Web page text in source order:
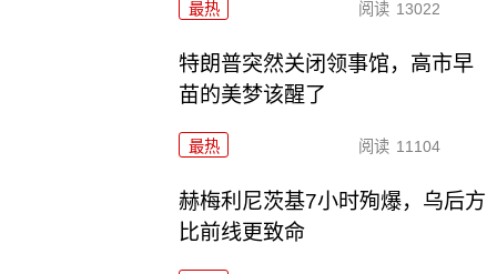
最热 阅读 13022
特朗普突然关闭领事馆，高市早
苗的美梦该醒了
最热 阅读 11104
赫梅利尼茨基7小时殉爆，乌后方
比前线更致命